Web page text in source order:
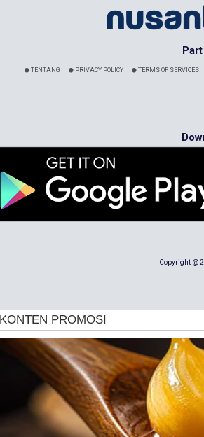
TENTANG PRIVACY POLICY TERMS OF SERVICES
Copyright @